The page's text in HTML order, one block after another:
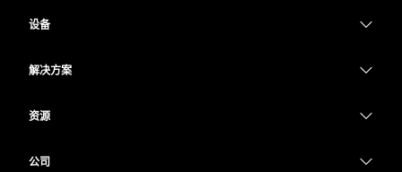
设备
解决方案
资源
公司